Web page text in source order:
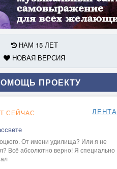
НАМ 15 ЛЕТ
НОВАЯ ВЕРСИЯ
ПРОЕКТУ
СЕЙЧАС ЛЕНТА
От имени удилища? Или я не
Всё абсолютно верно! Я специально